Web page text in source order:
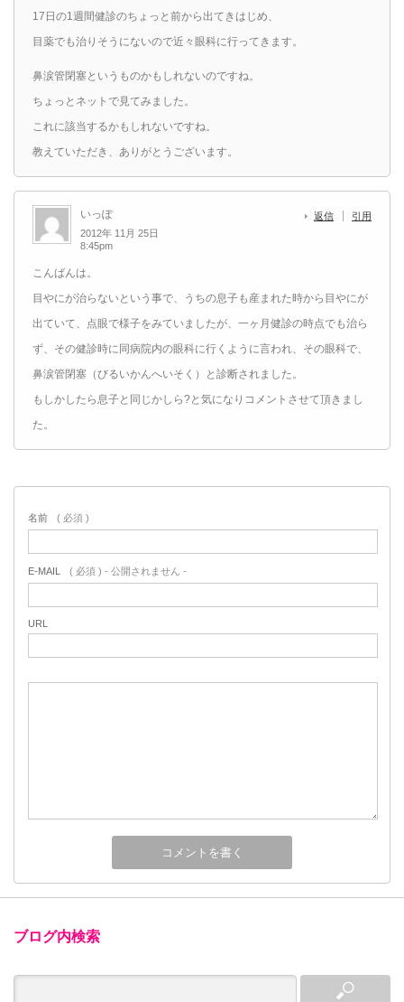
17日の1週間健診のちょっと前から出てきはじめ、
目薬でも治りそうにないので近々眼科に行ってきます。
鼻涙管閉塞というものかもしれないのですね。
ちょっとネットで見てみました。
これに該当するかもしれないですね。
教えていただき、ありがとうございます。
いっぽ
2012年 11月 25日
8:45pm
返信 引用
こんばんは。
目やにが治らないという事で、うちの息子も産まれた時から目やにが
出ていて、点眼で様子をみていましたが、一ヶ月健診の時点でも治ら
ず、その健診時に同病院内の眼科に行くように言われ、その眼科で、
鼻涙管閉塞（びるいかんへいそく）と診断されました。
もしかしたら息子と同じかしら?と気になりコメントさせて頂きまし
た。
名前 ( 必須 )
E-MAIL ( 必須 ) - 公開されません -
URL
ブログ内検索